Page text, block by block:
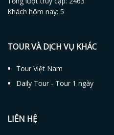
Khách hôm nay: 5
TOUR VÀ DỊCH VỤ KHÁC
Tour Việt Nam
Daily Tour - Tour 1 ngày
LIÊN HỆ